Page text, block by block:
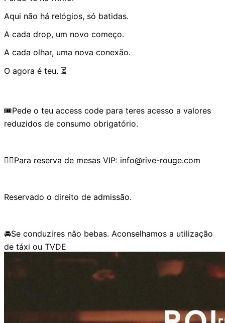
Aqui não há relógios, só batidas.
A cada drop, um novo começo.
A cada olhar, uma nova conexão.
O agora é teu. ⏳
🎟️Pede o teu access code para teres acesso a valores
reduzidos de consumo obrigatório.
👉🏼Para reserva de mesas VIP: info@rive-rouge.com
Reservado o direito de admissão.
🚘Se conduzires não bebas. Aconselhamos a utilização
de táxi ou TVDE